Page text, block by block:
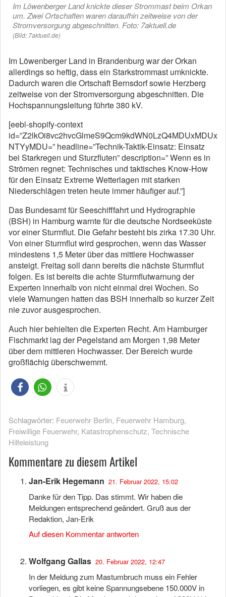
Im Löwenberger Land knickte dieser Strommast beim Orkan
um. Zwei Ortschaften waren daraufhin zeitweise von der
Stromversorgung abgeschnitten. Foto: 7aktuell.de
(Bild: 7aktuell.de)
Im Löwenberger Land in Brandenburg war der Orkan
allerdings so heftig, dass ein Starkstrommast umknickte.
Dadurch waren die Ortschaft Bernsdorf sowie Herzberg
zeitweise von der Stromversorgung abgeschnitten. Die
Hochspannungsleitung führte 380 kV.
[eebl-shopify-context
id=”Z2lkOi8vc2hvcGlmeS9Qcm9kdWN0LzQ4MDUxMDUx
NTYyMDU=” headline=”Technik-Taktik-Einsatz: Einsatz
bei Starkregen und Sturzfluten” description=” Wenn es in
Strömen regnet: Technisches und taktisches Know-How
für den Einsatz Extreme Wetterlagen mit starken
Niederschlägen treten heute immer häufiger auf.”]
Das Bundesamt für Seeschifffahrt und Hydrographie
(BSH) in Hamburg warnte für die deutsche Nordseeküste
vor einer Sturmflut. Die Gefahr besteht bis zirka 17.30 Uhr.
Von einer Sturmflut wird gesprochen, wenn das Wasser
mindestens 1,5 Meter über das mittlere Hochwasser
ansteigt. Freitag soll dann bereits die nächste Sturmflut
folgen. Es ist bereits die achte Sturmflutwarnung der
Experten innerhalb von nicht einmal drei Wochen. So
viele Warnungen hatten das BSH innerhalb so kurzer Zeit
nie zuvor ausgesprochen.
Auch hier behielten die Experten Recht. Am Hamburger
Fischmarkt lag der Pegelstand am Morgen 1,98 Meter
über dem mittleren Hochwasser. Der Bereich wurde
großflächig überschwemmt.
Schlagwörter: Feuerwehr Berlin, Feuerwehr Hamburg,
Freiwillige Feuerwehr, Katastrophenschutz, Technische
Hilfeleistung
Kommentare zu diesem Artikel
Jan-Erik Hegemann 21. Februar 2022, 15:02
Danke für den Tipp. Das stimmt. Wir haben die
Meldungen entsprechend geändert. Gruß aus der
Redaktion, Jan-Erik
Auf diesen Kommentar antworten
Wolfgang Gallas 20. Februar 2022, 12:47
In der Meldung zum Mastumbruch muss ein Fehler
vorliegen, es gibt keine Spannungsebene 150.000V in